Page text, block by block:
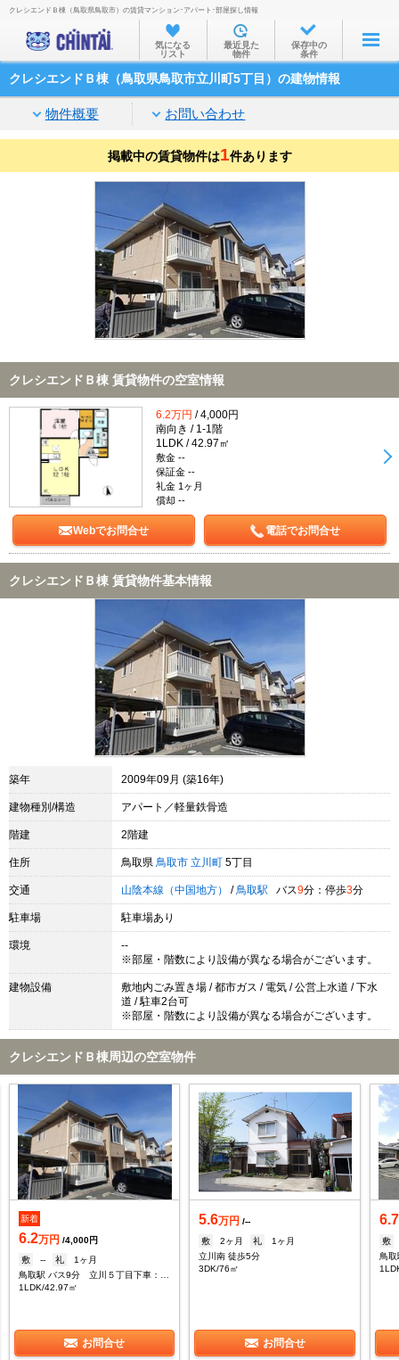
お部屋を探す
沿線・駅から
家賃相場から
通勤通学時間から
不動産会社から
TOP
クレシエンドＢ棟（鳥取県鳥取市）の賃貸マンション･アパート･部屋探し情報
気になる
リスト
最近見た
物件
保存中の
条件
クレシエンドＢ棟（鳥取県鳥取市立川町5丁目）の建物情報
物件概要 お問い合わせ
掲載中の賃貸物件は1件あります
クレシエンドＢ棟 賃貸物件の空室情報
6.2万円 / 4,000円
南向き / 1-1階
1LDK / 42.97㎡
敷金 --
保証金 --
礼金 1ヶ月
償却 --
Webでお問合せ 電話でお問合せ
クレシエンドＢ棟 賃貸物件基本情報
築年 2009年09月 (築16年)
建物種別/構造 アパート／軽量鉄骨造
階建 2階建
住所 鳥取県 鳥取市 立川町 5丁目
交通 山陰本線（中国地方） / 鳥取駅 バス9分：停歩3分
駐車場 駐車場あり
環境
--
※部屋・階数により設備が異なる場合がございます。
建物設備
敷地内ごみ置き場 / 都市ガス / 電気 / 公営上水道 / 下水
道 / 駐車2台可
※部屋・階数により設備が異なる場合がございます。
クレシエンドＢ棟周辺の空室物件
新着
6.2万円 /4,000円
敷
-- 礼
1ヶ月
1LDK/42.97㎡
お問合せ
5.6万円 /--
敷
2ヶ月 礼
1ヶ月
立川南 徒歩5分
3DK/76㎡
お問合せ
6.7
敷